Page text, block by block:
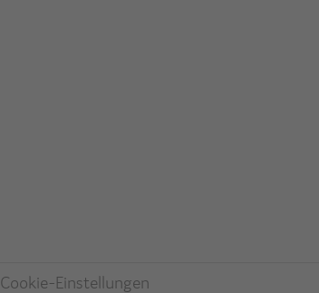
Cookie-Einstellungen